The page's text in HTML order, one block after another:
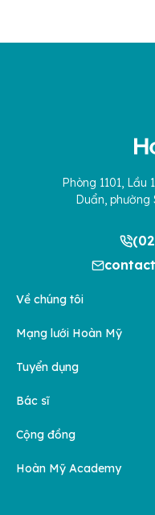
Phòng 1101, Lầu
Duẩn, phường
Về chúng tôi
Mạng lưới Hoàn Mỹ
Tuyển dụng
Bác sĩ
Cộng đồng
Hoàn Mỹ Academy